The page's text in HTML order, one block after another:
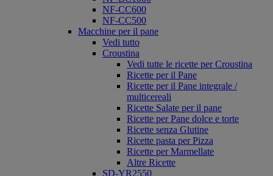
NF-CC600
NF-CC500
Macchine per il pane
Vedi tutto
Croustina
Vedi tutte le ricette per Croustina
Ricette per il Pane
Ricette per il Pane integrale /
multicereali
Ricette Salate per il pane
Ricette per Pane dolce e torte
Ricette senza Glutine
Ricette pasta per Pizza
Ricette per Marmellate
Altre Ricette
SD-YR2550